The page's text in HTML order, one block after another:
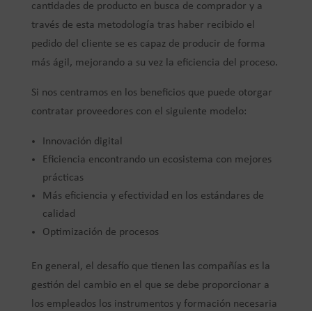
cantidades de producto en busca de comprador y a
través de esta metodología tras haber recibido el
pedido del cliente se es capaz de producir de forma
más ágil, mejorando a su vez la eficiencia del proceso.
Si nos centramos en los beneficios que puede otorgar
contratar proveedores con el siguiente modelo:
Innovación digital
Eficiencia encontrando un ecosistema con mejores
prácticas
Más eficiencia y efectividad en los estándares de
calidad
Optimización de procesos
En general, el desafío que tienen las compañías es la
gestión del cambio en el que se debe proporcionar a
los empleados los instrumentos y formación necesaria